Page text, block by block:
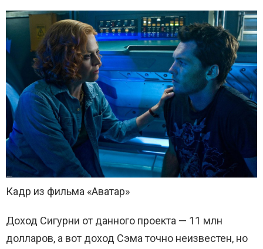
Кадр из фильма «Аватар»
Доход Сигурни от данного проекта — 11 млн
долларов, а вот доход Сэма точно неизвестен, но